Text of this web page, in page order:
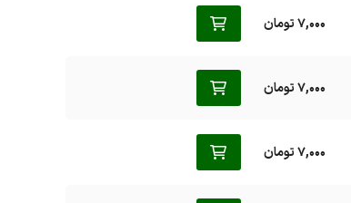
7,000 تومان
7,000 تومان
7,000 تومان